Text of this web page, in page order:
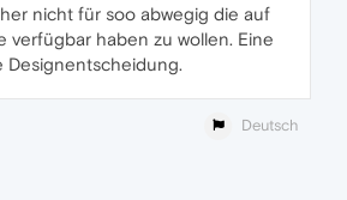
nicht für soo abwegig die auf
verfügbar haben zu wollen. Eine
Designentscheidung.
Deutsch